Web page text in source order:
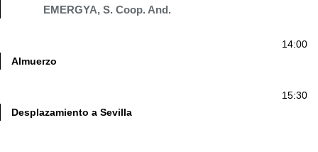
EMERGYA, S. Coop. And.
14:00
Almuerzo
15:30
Desplazamiento a Sevilla